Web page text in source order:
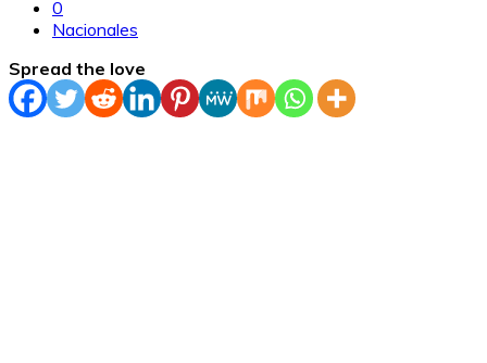
0
Nacionales
Spread the love